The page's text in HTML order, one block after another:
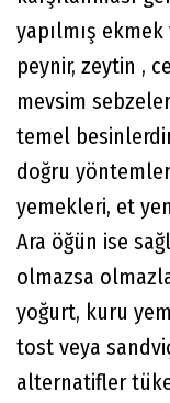
yapılmış
peynir, zeytin ,
mevsim
temel
doğru
yemekleri, et
Ara öğün ise
olmazsa
yoğurt, kuru
tost veya
alternatifler